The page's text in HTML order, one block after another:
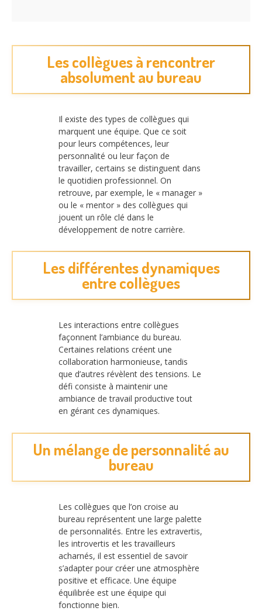
Les collègues à rencontrer
absolument au bureau
Il existe des types de collègues qui
marquent une équipe. Que ce soit
pour leurs compétences, leur
personnalité ou leur façon de
travailler, certains se distinguent dans
le quotidien professionnel. On
retrouve, par exemple, le « manager »
ou le « mentor » des collègues qui
jouent un rôle clé dans le
développement de notre carrière.
Les différentes dynamiques
entre collègues
Les interactions entre collègues
façonnent l’ambiance du bureau.
Certaines relations créent une
collaboration harmonieuse, tandis
que d’autres révèlent des tensions. Le
défi consiste à maintenir une
ambiance de travail productive tout
en gérant ces dynamiques.
Un mélange de personnalité au
bureau
Les collègues que l’on croise au
bureau représentent une large palette
de personnalités. Entre les extravertis,
les introvertis et les travailleurs
acharnés, il est essentiel de savoir
s’adapter pour créer une atmosphère
positive et efficace. Une équipe
équilibrée est une équipe qui
fonctionne bien.